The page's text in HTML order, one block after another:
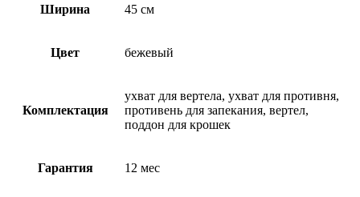
Ширина 45 см
Цвет бежевый
Комплектация
ухват для вертела, ухват для противня,
противень для запекания, вертел,
поддон для крошек
Гарантия 12 мес